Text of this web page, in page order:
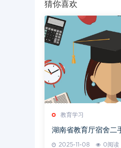
猜你喜欢
教育学习
湖南省教育厅宿舍二
2025-11-08 0阅读